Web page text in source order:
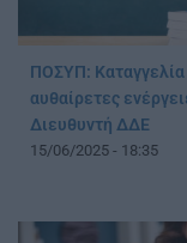
ΠΟΣΥΠ: Καταγγελία
αυθαίρετες
Διευθυντή ΔΔΕ
15/06/2025 - 18:35